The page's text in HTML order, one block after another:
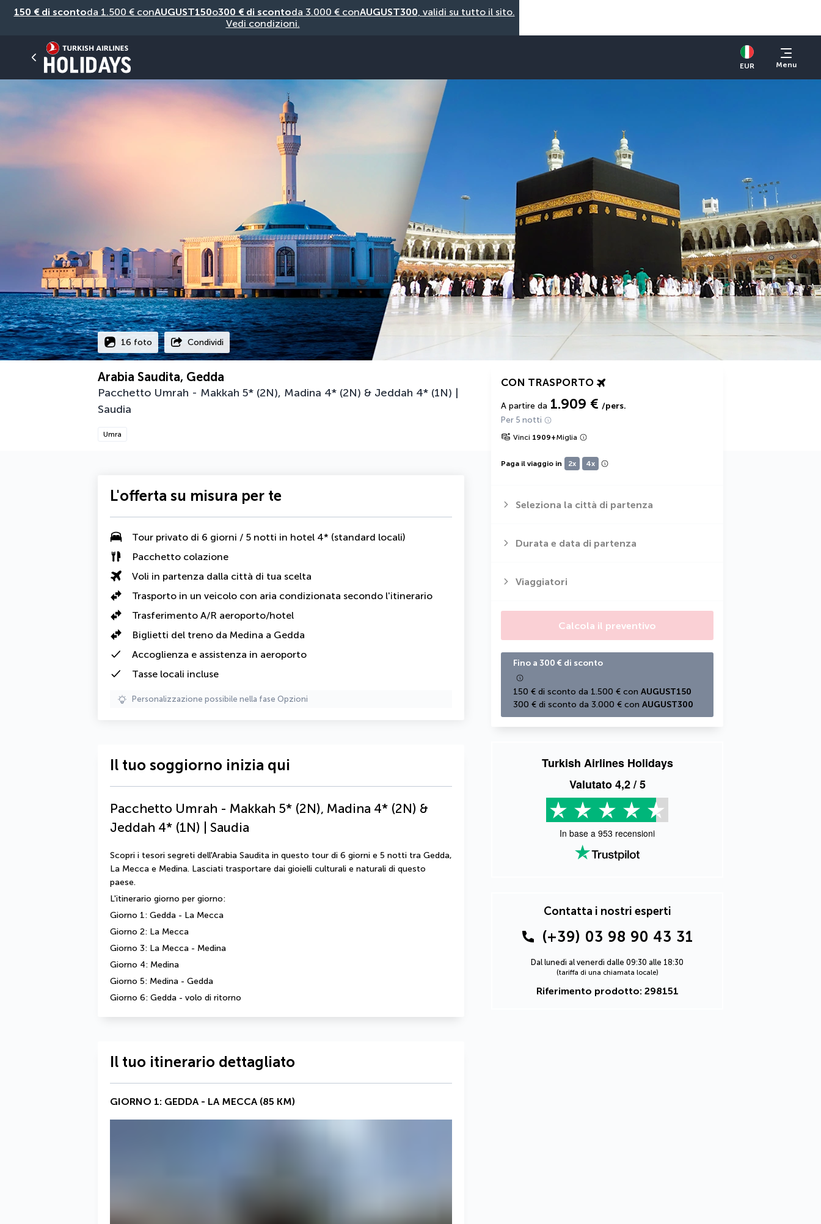
150 € di scontoda 1.500 € conAUGUST150o300 € di scontoda 3.000 € conAUGUST300, validi su tutto il sito.
Vedi condizioni.
EUR Menu
16 foto Condividi
Arabia Saudita, Gedda
Pacchetto Umrah - Makkah 5* (2N), Madina 4* (2N) & Jeddah 4* (1N) |
Saudia
Umra
CON TRASPORTO
A partire da 1.909 € /pers.
Per 5 notti
Vinci 1909+Miglia
Paga il viaggio in 2x 4x
Seleziona la città di partenza
Durata e data di partenza
Viaggiatori
Calcola il preventivo
Fino a 300 € di sconto
150 € di sconto da 1.500 € con AUGUST150
300 € di sconto da 3.000 € con AUGUST300
Turkish Airlines Holidays
Valutato4,2/ 5
In base a 953 recensioni
Contatta i nostri esperti
(+39) 03 98 90 43 31
Dal lunedì al venerdì dalle 09:30 alle 18:30
(tariffa di una chiamata locale)
Riferimento prodotto: 298151
L'offerta su misura per te
Tour privato di 6 giorni / 5 notti in hotel 4* (standard locali)
Pacchetto colazione
Voli in partenza dalla città di tua scelta
Trasporto in un veicolo con aria condizionata secondo l'itinerario
Trasferimento A/R aeroporto/hotel
Biglietti del treno da Medina a Gedda
Accoglienza e assistenza in aeroporto
Tasse locali incluse
Personalizzazione possibile nella fase Opzioni
Il tuo soggiorno inizia qui
Pacchetto Umrah - Makkah 5* (2N), Madina 4* (2N) &
Jeddah 4* (1N) | Saudia
Scopri i tesori segreti dell'Arabia Saudita in questo tour di 6 giorni e 5 notti tra Gedda,
La Mecca e Medina. Lasciati trasportare dai gioielli culturali e naturali di questo
paese.
L'itinerario giorno per giorno:
Giorno 1: Gedda - La Mecca
Giorno 2: La Mecca
Giorno 3: La Mecca - Medina
Giorno 4: Medina
Giorno 5: Medina - Gedda
Giorno 6: Gedda - volo di ritorno
Il tuo itinerario dettagliato
GIORNO 1: GEDDA - LA MECCA (85 KM)